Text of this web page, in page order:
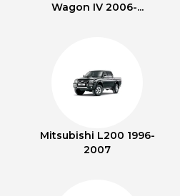
Wagon IV 2006-...
Mitsubishi L200 1996-
2007